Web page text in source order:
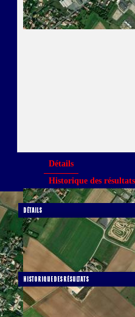
Détails
Historique des résultats
Détails
Date Heure Compétition
23 Sep.
23
Championnat
Élite 2
Historique des résultats
Date Domicile
2023-05-27
SMB